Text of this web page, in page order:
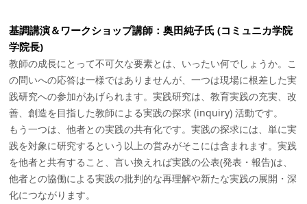
基調講演＆ワークショップ講師：奥田純子氏 (コミュニカ学院
学院長)
教師の成長にとって不可欠な要素とは、いったい何でしょうか。こ
の問いへの応答は一様ではありませんが、一つは現場に根差した実
践研究への参加があげられます。実践研究は、教育実践の充実、改
善、創造を目指した教師による実践の探求 (inquiry) 活動です。
もう一つは、他者との実践の共有化です。実践の探求には、単に実
践を対象に研究するという以上の営みがそこには含まれます。実践
を他者と共有すること、言い換えれば実践の公表(発表・報告)は、
他者との協働による実践の批判的な再理解や新たな実践の展開・深
化につながります。